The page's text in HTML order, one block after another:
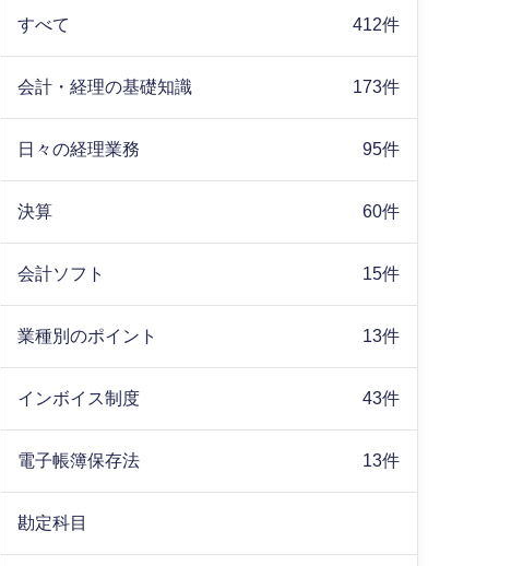
すべて 412件
会計・経理の基礎知識 173件
日々の経理業務 95件
決算 60件
会計ソフト 15件
業種別のポイント 13件
インボイス制度 43件
電子帳簿保存法 13件
勘定科目